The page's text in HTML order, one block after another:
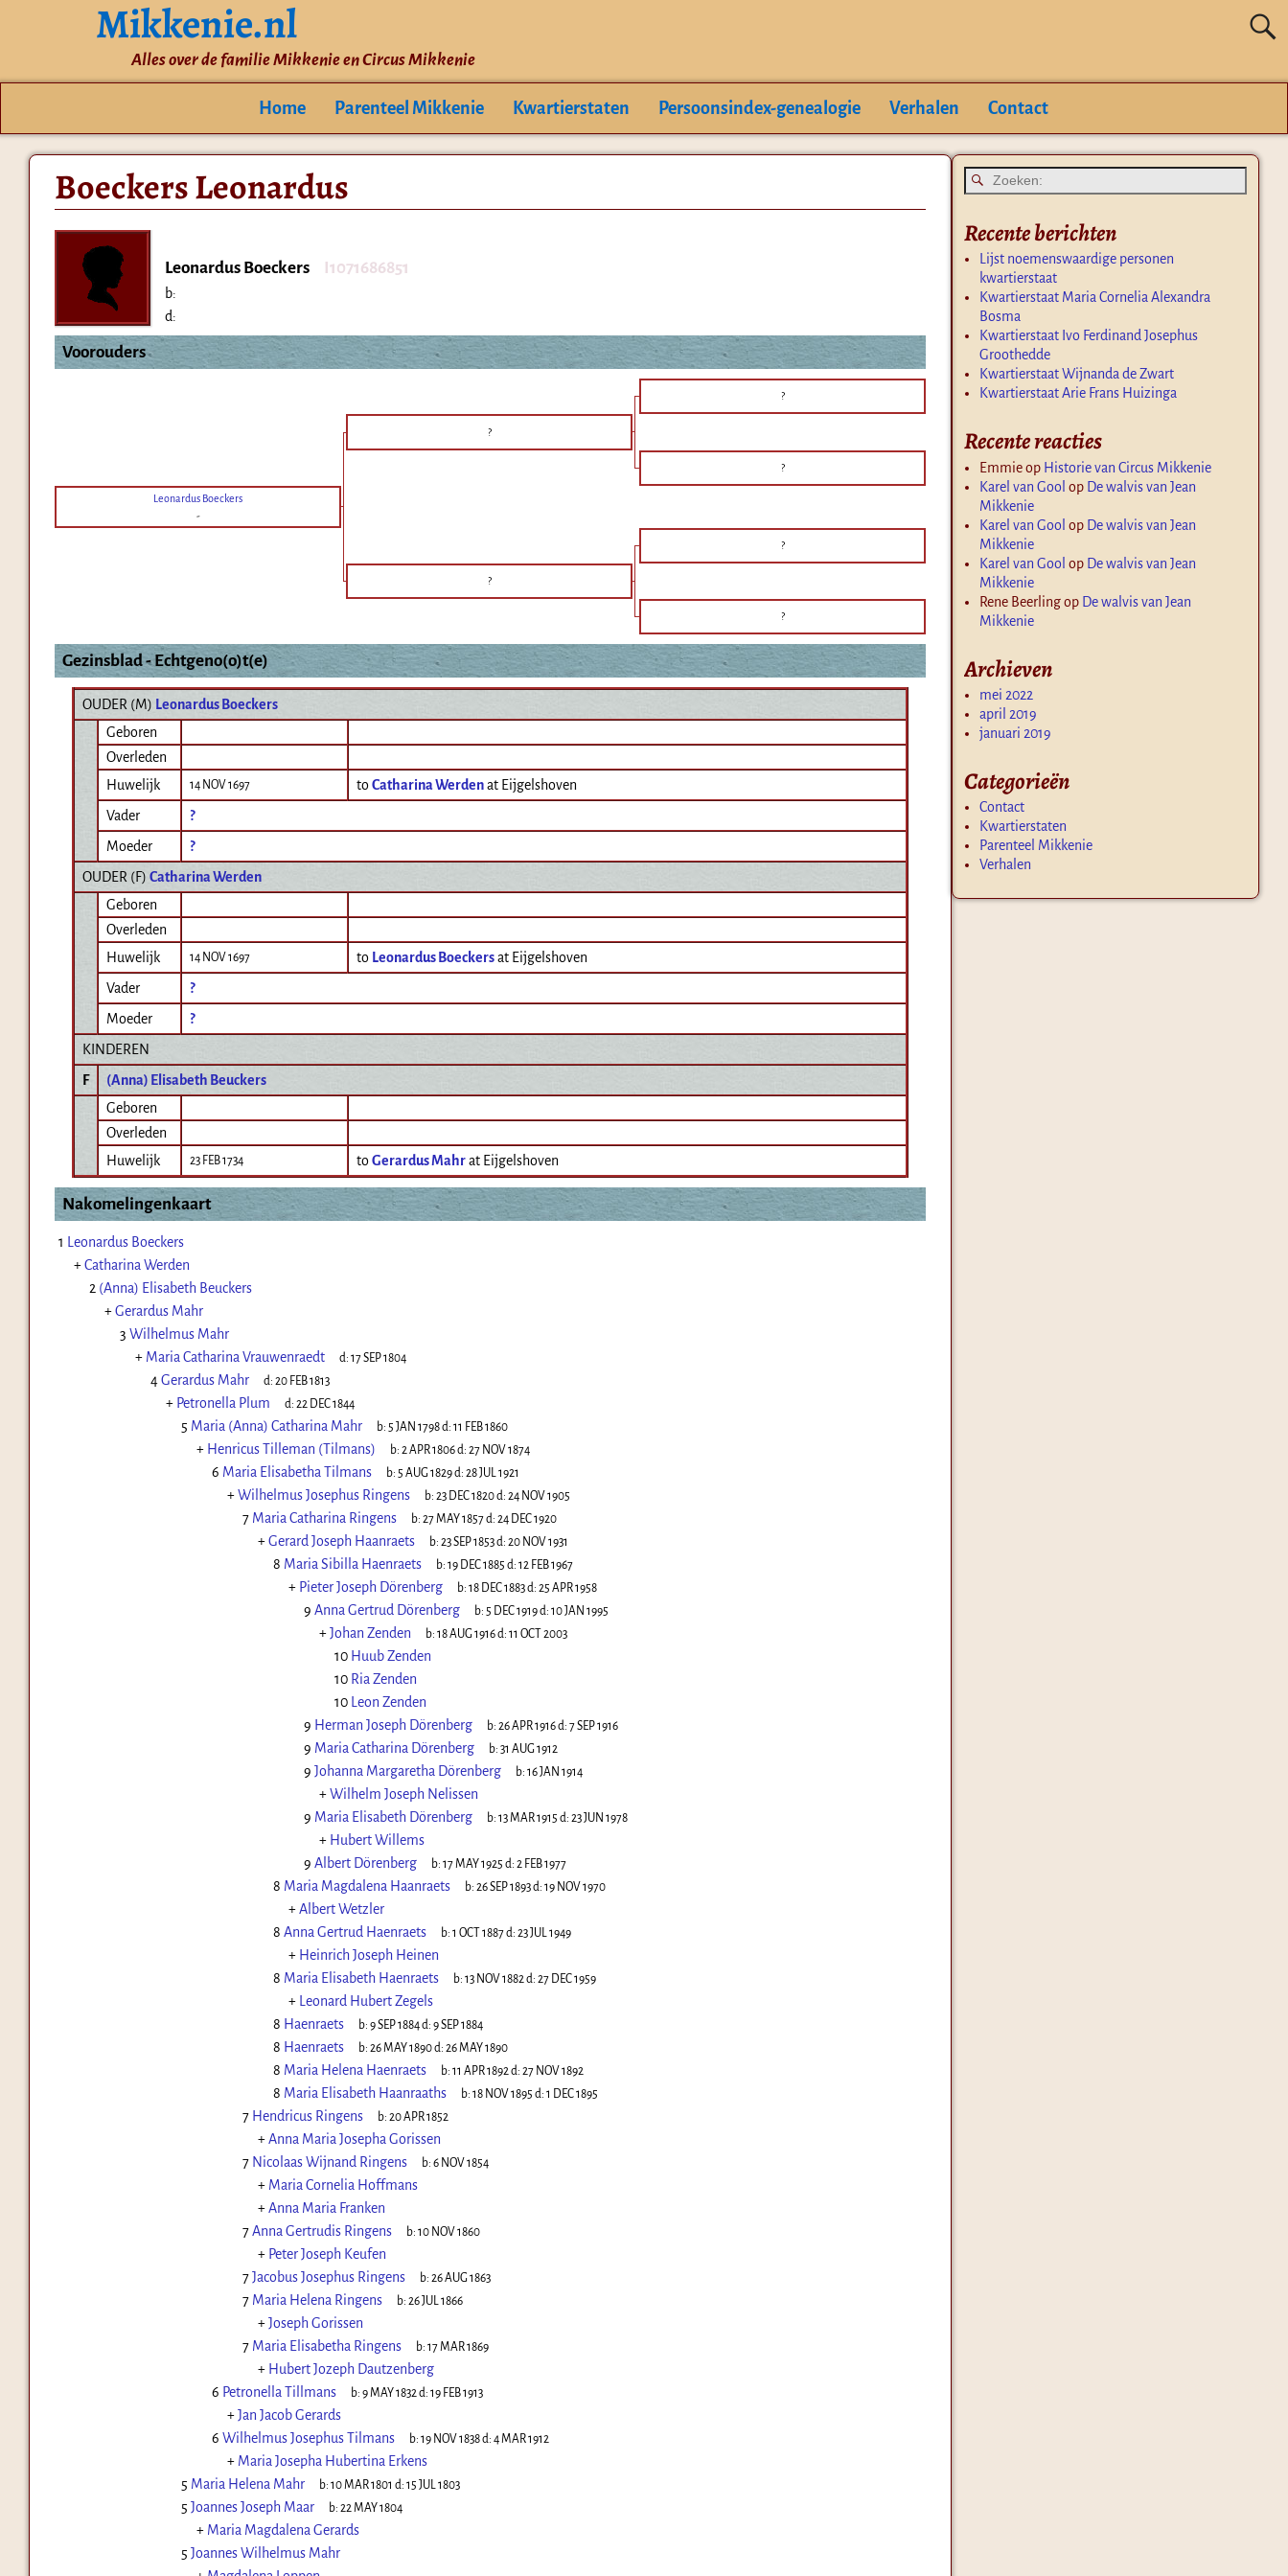
Mikkenie.nl
Alles over de familie Mikkenie en Circus Mikkenie
Home Parenteel Mikkenie Kwartierstaten Persoonsindex-genealogie Verhalen Contact
Boeckers Leonardus
Leonardus Boeckers I1071686851
b:
d:
Voorouders
?
?
?
Leonardus Boeckers
-
?
?
?
Gezinsblad - Echtgeno(o)t(e)
OUDER (M) Leonardus Boeckers
Geboren
Overleden
Huwelijk
14 NOV 1697 toCatharina Werdenat Eijgelshoven
Vader
?
Moeder
?
OUDER (F) Catharina Werden
Geboren
Overleden
Huwelijk
14 NOV 1697 to Leonardus Boeckersat Eijgelshoven
Vader
?
Moeder
?
KINDEREN
F
(Anna) Elisabeth Beuckers
Geboren
Overleden
Huwelijk
23 FEB 1734 toGerardus Mahrat Eijgelshoven
Nakomelingenkaart
1
Leonardus Boeckers
+Catharina Werden
2 (Anna) Elisabeth Beuckers
+Gerardus Mahr
3 Wilhelmus Mahr
+ Maria Catharina Vrauwenraedt d: 17 SEP 1804
4Gerardus Mahr d: 20 FEB 1813
+ Petronella Plum d: 22 DEC 1844
5 Maria (Anna) Catharina Mahr b: 5 JAN 1798d: 11 FEB 1860
+ Henricus Tilleman (Tilmans) b: 2 APR 1806d: 27 NOV 1874
6 Maria Elisabetha Tilmans b: 5 AUG 1829d: 28 JUL 1921
+Wilhelmus Josephus Ringens b: 23 DEC 1820d: 24 NOV 1905
7 Maria Catharina Ringens b: 27 MAY 1857d: 24 DEC 1920
+Gerard Joseph Haanraets b: 23 SEP 1853d: 20 NOV 1931
8 Maria Sibilla Haenraets b: 19 DEC 1885 d: 12 FEB 1967
+ Pieter Joseph Dörenberg b: 18 DEC 1883d: 25 APR 1958
9 Anna Gertrud Dörenberg b: 5 DEC 1919d: 10 JAN 1995
+Johan Zenden b: 18 AUG 1916d: 11 OCT 2003
10 Huub Zenden
10 Ria Zenden
10
Leon Zenden
9 Herman Joseph Dörenberg b: 26 APR 1916d: 7 SEP 1916
9 Maria Catharina Dörenberg b: 31 AUG 1912
9 Johanna Margaretha Dörenberg b: 16 JAN 1914
+Wilhelm Joseph Nelissen
9 Maria Elisabeth Dörenberg b: 13 MAR 1915 d: 23 JUN 1978
+ Hubert Willems
9 Albert Dörenberg b: 17 MAY 1925 d: 2 FEB 1977
8 Maria Magdalena Haanraets b: 26 SEP 1893d: 19 NOV 1970
+Albert Wetzler
8 Anna Gertrud Haenraets b: 1 OCT 1887d: 23 JUL 1949
+ Heinrich Joseph Heinen
8 Maria Elisabeth Haenraets b: 13 NOV 1882d: 27 DEC 1959
+
Leonard Hubert Zegels
8 Haenraets b: 9 SEP 1884d: 9 SEP 1884
8 Haenraets b: 26 MAY 1890d: 26 MAY 1890
8 Maria Helena Haenraets b: 11 APR 1892d: 27 NOV 1892
8 Maria Elisabeth Haanraaths b: 18 NOV 1895 d: 1 DEC 1895
7 Hendricus Ringens b: 20 APR 1852
+Anna Maria Josepha Gorissen
7 Nicolaas Wijnand Ringens b: 6 NOV 1854
+ Maria Cornelia Hoffmans
+Anna Maria Franken
7Anna Gertrudis Ringens b: 10 NOV 1860
+ Peter Joseph Keufen
7Jacobus Josephus Ringens b: 26 AUG 1863
7 Maria Helena Ringens b: 26 JUL 1866
+Joseph Gorissen
7 Maria Elisabetha Ringens b: 17 MAR 1869
+ Hubert Jozeph Dautzenberg
6 Petronella Tillmans b: 9 MAY 1832d: 19 FEB 1913
+Jan Jacob Gerards
6 Wilhelmus Josephus Tilmans b: 19 NOV 1838d: 4 MAR 1912
+ Maria Josepha Hubertina Erkens
5 Maria Helena Mahr b: 10 MAR 1801 d: 15 JUL 1803
5 Joannes Joseph Maar b: 22 MAY 1804
+ Maria Magdalena Gerards
5 Joannes Wilhelmus Mahr
Recente berichten
Lijst noemenswaardige personen
kwartierstaat
Kwartierstaat Maria Cornelia Alexandra
Bosma
Kwartierstaat Ivo Ferdinand Josephus
Groothedde
Kwartierstaat Wijnanda de Zwart
Kwartierstaat Arie Frans Huizinga
Recente reacties
Emmieop Historie van Circus Mikkenie
Karel van Gool op De walvis van Jean
Mikkenie
Karel van Gool op De walvis van Jean
Mikkenie
Karel van Gool op De walvis van Jean
Mikkenie
Rene Beerlingop De walvis van Jean
Mikkenie
Archieven
mei 2022
april 2019
januari 2019
Categorieën
Contact
Kwartierstaten
Parenteel Mikkenie
Verhalen